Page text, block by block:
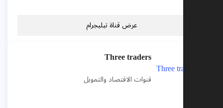
عرض قناة تيليجرام
Three traders
قنوات الاقتصاد والتمويل